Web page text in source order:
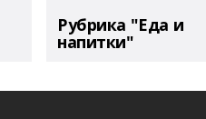
Рубрика "Еда и
напитки"